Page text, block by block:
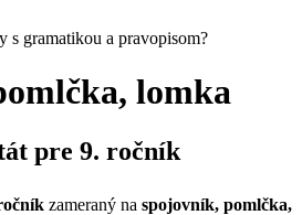
lomka
pre 9. ročník
zameraný na spojovník, pomlčka,